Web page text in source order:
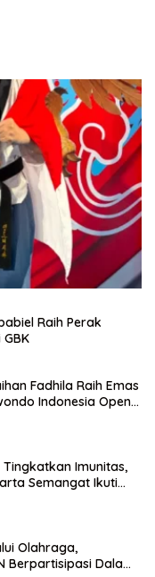
Raih Perak
Fadhila Raih Emas
Indonesia Open
Imunitas,
Semangat Ikuti
Olahraga,
Berpartisipasi Dalam